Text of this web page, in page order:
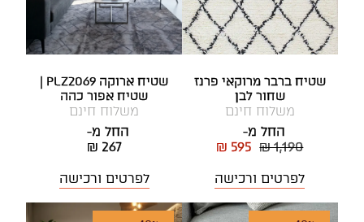
שטיח ברבר מרוקאי פרנז
שחור לבן
משלוח חינם
החל מ-
₪ 1,190
₪ 595
לפרטים ורכישה
שטיח אפור כהה
משלוח חינם
החל מ-
₪ 267
לפרטים ורכישה